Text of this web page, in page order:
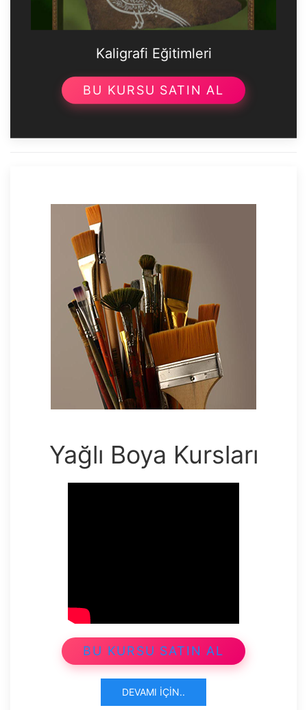
Kaligrafi Eğitimleri
BU KURSU SATIN AL
Yağlı Boya Kursları
BU KURSU SATIN AL
DEVAMI İÇIN..